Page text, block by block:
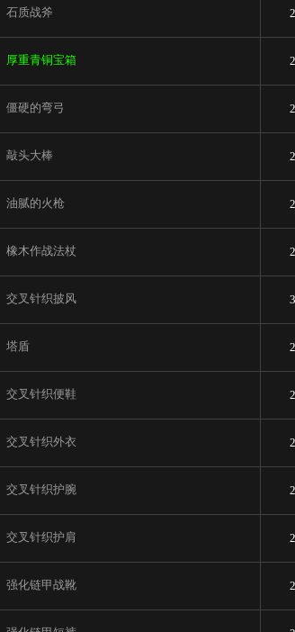
石质战斧
厚重青铜宝箱
僵硬的弯弓
敲头大棒
油腻的火枪
橡木作战法杖
交叉针织披风
塔盾
交叉针织便鞋
交叉针织外衣
交叉针织护腕
交叉针织护肩
强化链甲战靴